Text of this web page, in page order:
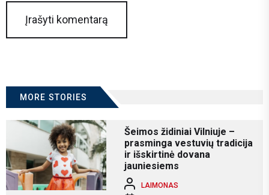
MORE STORIES
Šeimos židiniai Vilniuje –
prasminga vestuvių tradicija
ir išskirtinė dovana
jauniesiems
LAIMONAS